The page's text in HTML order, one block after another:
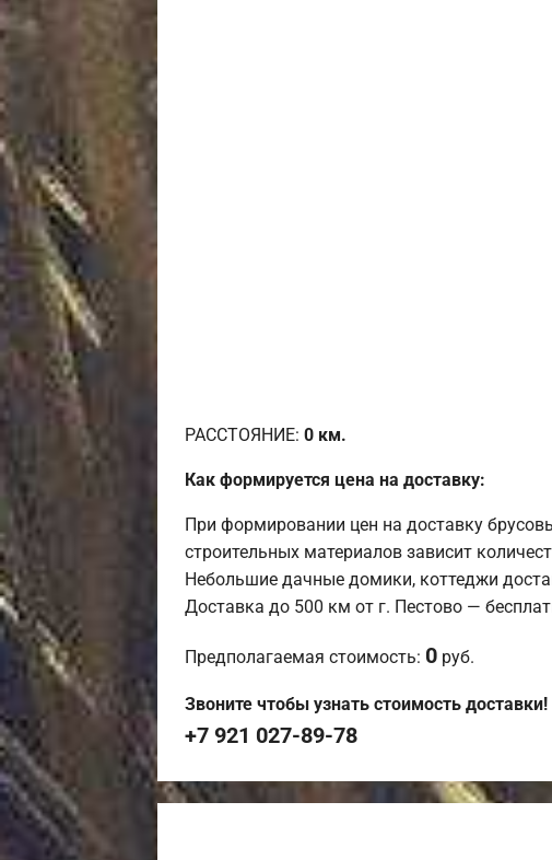
РАССТОЯНИЕ: 0 км.
Как формируется цена на доставку:
При формировании цен на доставку
строительных материалов зависит
Небольшие дачные домики, коттеджи
Доставка до 500 км от г. Пестово —
Предполагаемая стоимость: 0 руб.
Звоните чтобы узнать стоимость доставки!
+7 921 027-89-78